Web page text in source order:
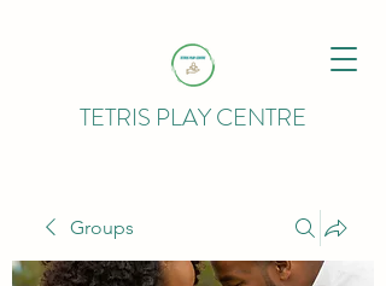
TETRIS PLAY CENTRE
Groups